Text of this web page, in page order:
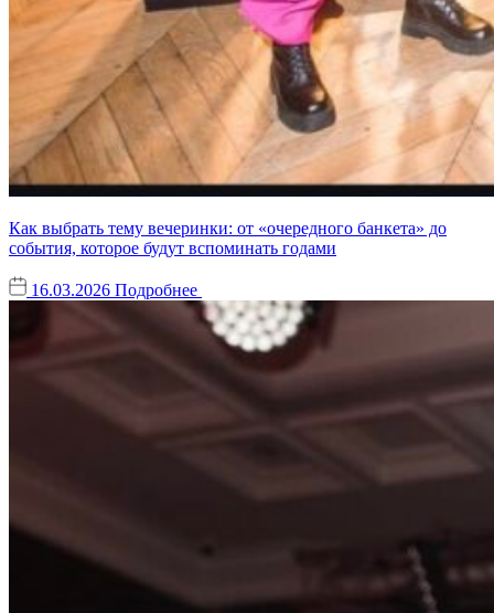
Как выбрать тему вечеринки: от «очередного банкета» до
события, которое будут вспоминать годами
16.03.2026 Подробнее